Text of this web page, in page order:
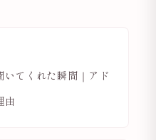
てくれた瞬間｜アド
由